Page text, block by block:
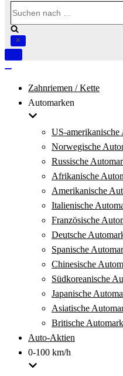
nach …
Navigation
Zahnriemen / Kette
Automarken
US-amerikanische
Norwegische
Russische
Afrikanische
Amerikanische
Italienische
Französische
Deutsche
Spanische
Chinesische
Südkoreanische
Japanische
Asiatische
Britische
Auto-Aktien
0-100 km/h